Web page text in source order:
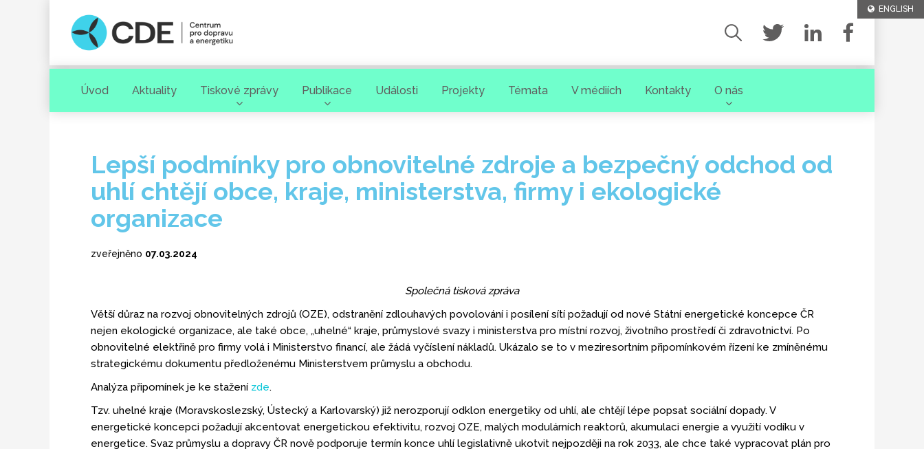
Úvod Aktuality Tiskové zprávy Publikace Události Projekty Témata V médiích Kontakty O nás
ENGLISH
Lepší podmínky pro obnovitelné zdroje a bezpečný odchod od
uhlí chtějí obce, kraje, ministerstva, firmy i ekologické
organizace
zveřejněno 07.03.2024
Společná tisková zpráva
Větší důraz na rozvoj obnovitelných zdrojů (OZE), odstranění zdlouhavých povolování i posílení sítí požadují od nové Státní energetické koncepce ČR
nejen ekologické organizace, ale také obce, „uhelné“ kraje, průmyslové svazy i ministerstva pro místní rozvoj, životního prostředí či zdravotnictví. Po
obnovitelné elektřině pro firmy volá i Ministerstvo financí, ale žádá vyčíslení nákladů. Ukázalo se to v meziresortním připomínkovém řízení ke zmíněnému
strategickému dokumentu předloženému Ministerstvem průmyslu a obchodu.
Analýza připomínek je ke stažení zde.
Tzv. uhelné kraje (Moravskoslezský, Ústecký a Karlovarský) již nerozporují odklon energetiky od uhlí, ale chtějí lépe popsat sociální dopady. V
energetické koncepci požadují akcentovat energetickou efektivitu, rozvoj OZE, malých modulárních reaktorů, akumulaci energie a využití vodíku v
energetice. Svaz průmyslu a dopravy ČR nově podporuje termín konce uhlí legislativně ukotvit nejpozději na rok 2033, ale chce také vypracovat plán pro
Hledaný výraz